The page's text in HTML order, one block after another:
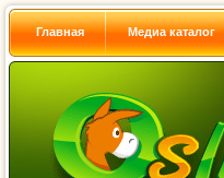
Главная Медиа каталог